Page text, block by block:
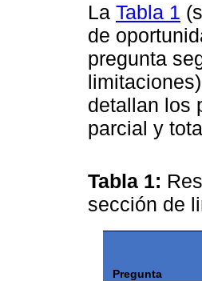
La Tabla 1
de
pregunta
detallan los
parcial y
Tabla 1:
sección de
Pregunta